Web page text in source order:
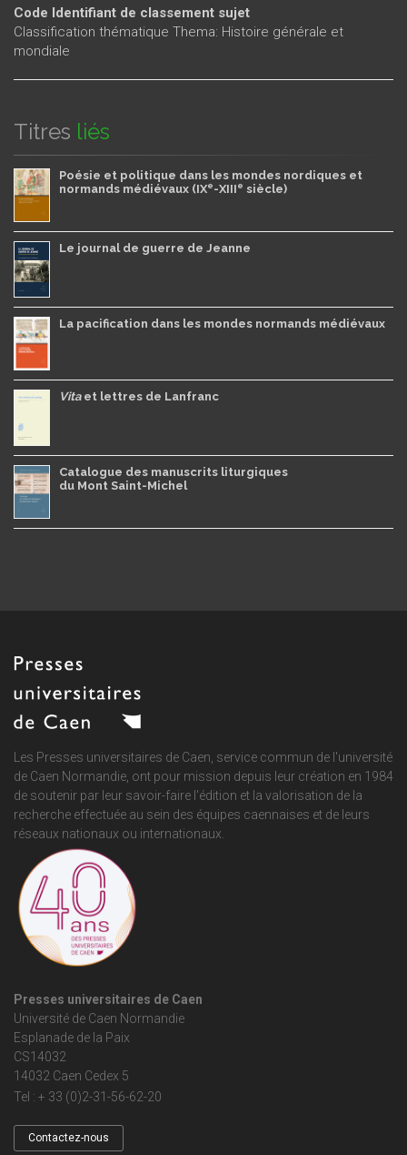
Code Identifiant de classement sujet
Classification thématique Thema: Histoire générale et
mondiale
Titres liés
Poésie et politique dans les mondes nordiques et
normands médiévaux (IXe-XIIIe siècle)
Le journal de guerre de Jeanne
La pacification dans les mondes normands médiévaux
Vitaet lettres de Lanfranc
Catalogue des manuscrits liturgiques
du Mont Saint-Michel
Les Presses universitaires de Caen, service commun de l'université
de Caen Normandie, ont pour mission depuis leur création en 1984
de soutenir par leur savoir-faire l'édition et la valorisation de la
recherche effectuée au sein des équipes caennaises et de leurs
réseaux nationaux ou internationaux.
Presses universitaires de Caen
Université de Caen Normandie
Esplanade de la Paix
CS14032
14032 Caen Cedex 5
Tel : + 33 (0)2-31-56-62-20
Contactez-nous